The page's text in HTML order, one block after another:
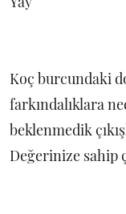
Koç burcundaki
farkındalıklara
beklenmedik
Değerinize sahip